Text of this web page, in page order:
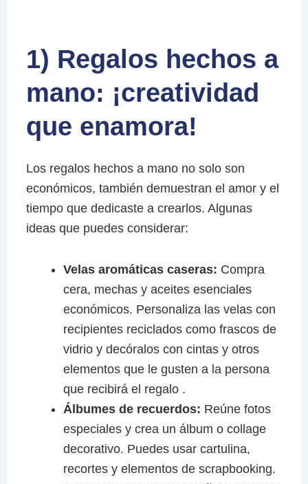
1) Regalos hechos a
mano: ¡creatividad
que enamora!
Los regalos hechos a mano no solo son
económicos, también demuestran el amor y el
tiempo que dedicaste a crearlos. Algunas
ideas que puedes considerar:
Velas aromáticas caseras: Compra
cera, mechas y aceites esenciales
económicos. Personaliza las velas con
recipientes reciclados como frascos de
vidrio y decóralos con cintas y otros
elementos que le gusten a la persona
que recibirá el regalo .
Álbumes de recuerdos: Reúne fotos
especiales y crea un álbum o collage
decorativo. Puedes usar cartulina,
recortes y elementos de scrapbooking.